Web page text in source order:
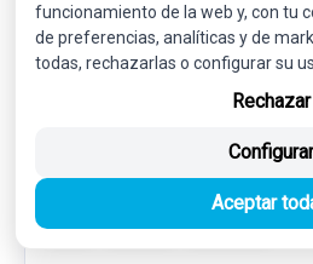
Ref: 7454414
Envío 24-48h
-5%
funcionamiento de la web y, con tu
de preferencias, analíticas y de
todas, rechazarlas o configurar su
Rechazar
Configurar
Aceptar